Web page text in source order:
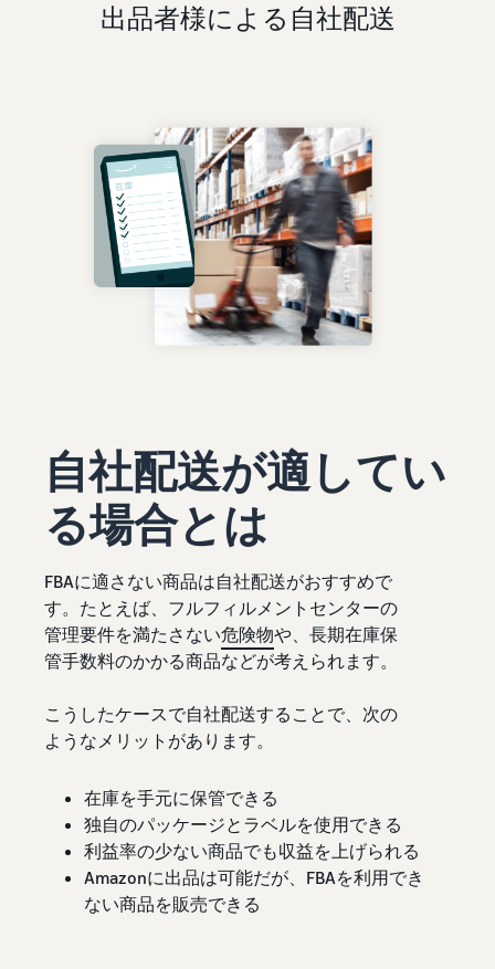
出品者様による自社配送
自社配送が適してい
る場合とは
FBAに適さない商品は自社配送がおすすめで
す。たとえば、フルフィルメントセンターの
管理要件を満たさない危険物や、長期在庫保
管手数料のかかる商品などが考えられます。
こうしたケースで自社配送することで、次の
ようなメリットがあります。
在庫を手元に保管できる
独自のパッケージとラベルを使用できる
利益率の少ない商品でも収益を上げられる
Amazonに出品は可能だが、FBAを利用でき
ない商品を販売できる